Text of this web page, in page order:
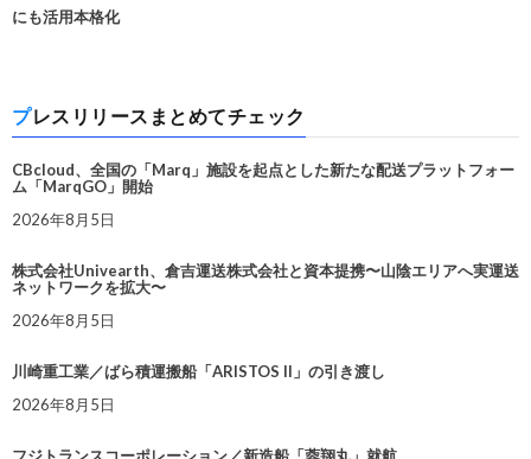
にも活用本格化
プレスリリースまとめてチェック
CBcloud、全国の「Marq」施設を起点とした新たな配送プラットフォー
ム「MarqGO」開始
2026年8月5日
株式会社Univearth、倉吉運送株式会社と資本提携〜山陰エリアへ実運送
ネットワークを拡大〜
2026年8月5日
川崎重工業／ばら積運搬船「ARISTOS II」の引き渡し
2026年8月5日